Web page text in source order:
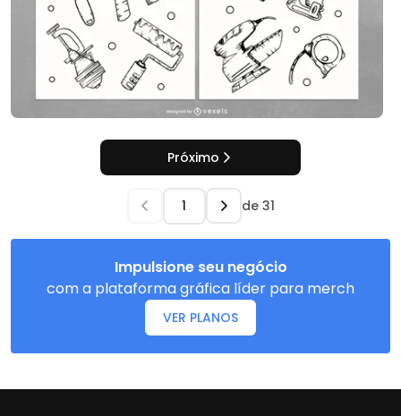
Próximo
de 31
Impulsione seu negócio
com a plataforma gráfica líder para merch
VER PLANOS